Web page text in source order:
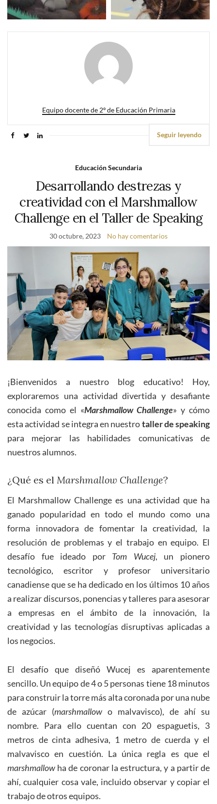
Equipo docente de 2º de Educación Primaria
Seguir leyendo
Educación Secundaria
Desarrollando destrezas y
creatividad con el Marshmallow
Challenge en el Taller de Speaking
30 octubre, 2023 No hay comentarios
¡Bienvenidos a nuestro blog educativo! Hoy,
exploraremos una actividad divertida y desafiante
conocida como el «Marshmallow Challenge» y cómo
esta actividad se integra en nuestrotaller de speaking
para mejorar las habilidades comunicativas de
nuestros alumnos.
¿Qué es el Marshmallow Challenge?
El Marshmallow Challenge es una actividad que ha
ganado popularidad en todo el mundo como una
forma innovadora de fomentar la creatividad, la
resolución de problemas y el trabajo en equipo. El
desafío fue ideado por Tom Wucej, un pionero
tecnológico, escritor y profesor universitario
canadiense que se ha dedicado en los últimos 10 años
a realizar discursos, ponencias y talleres para asesorar
a empresas en el ámbito de la innovación, la
creatividad y las tecnologías disruptivas aplicadas a
los negocios.
El desafío que diseñó Wucej es aparentemente
sencillo. Un equipo de 4 o 5 personas tiene 18 minutos
para construir la torre más alta coronada por una nube
de azúcar (marshmallow o malvavisco), de ahí su
nombre. Para ello cuentan con 20 espaguetis, 3
metros de cinta adhesiva, 1 metro de cuerda y el
malvavisco en cuestión. La única regla es que el
marshmallow ha de coronar la estructura, y a partir de
ahí, cualquier cosa vale, incluido observar y copiar el
trabajo de otros equipos.